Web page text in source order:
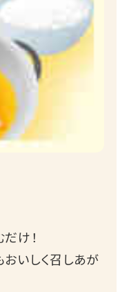
け！
いしく召しあが